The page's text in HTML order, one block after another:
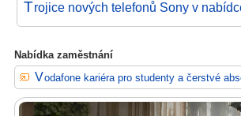
Trojice nových telefonů Sony v
Nabídka zaměstnání
Vodafone kariéra pro studenty a čerstvé